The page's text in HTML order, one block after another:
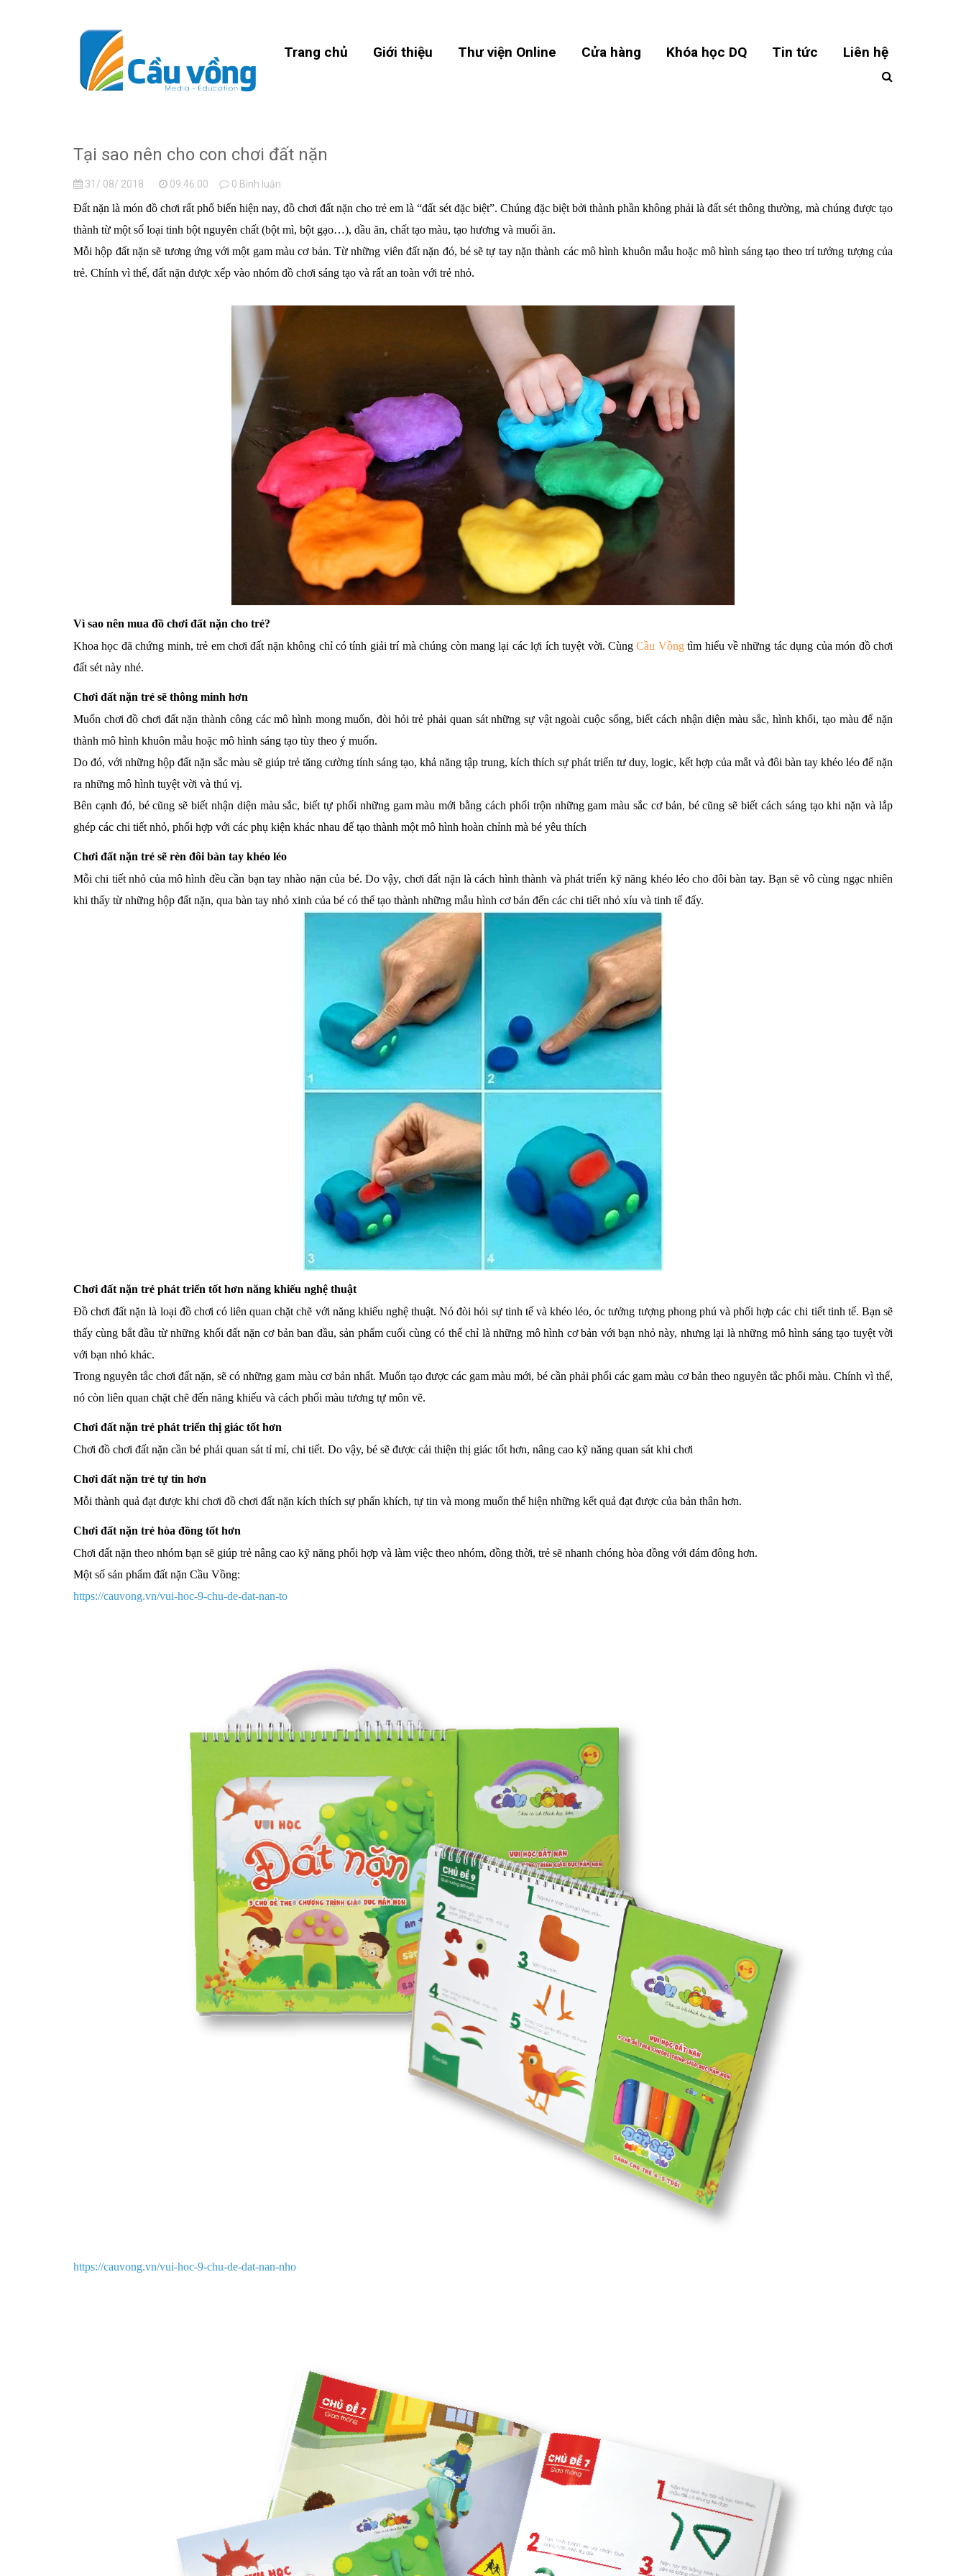
Trang chủ Giới thiệu Thư viện Online Cửa hàng Khóa học DQ Tin tức Liên hệ
Tại sao nên cho con chơi đất nặn
31/ 08/ 2018 09:46:00 0 Bình luận
Đất nặn là món đồ chơi rất phố biến hiện nay, đồ chơi đất nặn cho trẻ em là “đất sét đặc biệt”. Chúng đặc biệt bởi thành phần không phải là đất sét thông thường, mà chúng được tạo
thành từ một số loại tinh bột nguyên chất (bột mì, bột gạo…), dầu ăn, chất tạo màu, tạo hương và muối ăn.
Mỗi hộp đất nặn sẽ tương ứng với một gam màu cơ bản. Từ những viên đất nặn đó, bé sẽ tự tay nặn thành các mô hình khuôn mẫu hoặc mô hình sáng tạo theo trí tưởng tượng của
trẻ. Chính vì thế, đất nặn được xếp vào nhóm đồ chơi sáng tạo và rất an toàn với trẻ nhỏ.
Vì sao nên mua đồ chơi đất nặn cho trẻ?
Khoa học đã chứng minh, trẻ em chơi đất nặn không chỉ có tính giải trí mà chúng còn mang lại các lợi ích tuyệt vời. Cùng Cầu Vồng tìm hiểu về những tác dụng của món đồ chơi
đất sét này nhé.
Chơi đất nặn trẻ sẽ thông minh hơn
Muốn chơi đồ chơi đất nặn thành công các mô hình mong muốn, đòi hỏi trẻ phải quan sát những sự vật ngoài cuộc sống, biết cách nhận diện màu sắc, hình khối, tạo màu để nặn
thành mô hình khuôn mẫu hoặc mô hình sáng tạo tùy theo ý muốn.
Do đó, với những hộp đất nặn sắc màu sẽ giúp trẻ tăng cường tính sáng tạo, khả năng tập trung, kích thích sự phát triển tư duy, logic, kết hợp của mắt và đôi bàn tay khéo léo để nặn
ra những mô hình tuyệt vời và thú vị.
Bên cạnh đó, bé cũng sẽ biết nhận diện màu sắc, biết tự phối những gam màu mới bằng cách phối trộn những gam màu sắc cơ bản, bé cũng sẽ biết cách sáng tạo khi nặn và lắp
ghép các chi tiết nhỏ, phối hợp với các phụ kiện khác nhau để tạo thành một mô hình hoàn chỉnh mà bé yêu thích
Chơi đất nặn trẻ sẽ rèn đôi bàn tay khéo léo
Mỗi chi tiết nhỏ của mô hình đều cần bạn tay nhào nặn của bé. Do vậy, chơi đất nặn là cách hình thành và phát triển kỹ năng khéo léo cho đôi bàn tay. Bạn sẽ vô cùng ngạc nhiên
khi thấy từ những hộp đất nặn, qua bàn tay nhỏ xinh của bé có thể tạo thành những mẫu hình cơ bản đến các chi tiết nhỏ xíu và tinh tế đấy.
Chơi đất nặn trẻ phát triển tốt hơn năng khiếu nghệ thuật
Đồ chơi đất nặn là loại đồ chơi có liên quan chặt chẽ với năng khiếu nghệ thuật. Nó đòi hỏi sự tinh tế và khéo léo, óc tưởng tượng phong phú và phối hợp các chi tiết tinh tế. Bạn sẽ
thấy cùng bắt đầu từ những khối đất nặn cơ bản ban đầu, sản phẩm cuối cùng có thể chỉ là những mô hình cơ bản với bạn nhỏ này, nhưng lại là những mô hình sáng tạo tuyệt vời
với bạn nhỏ khác.
Trong nguyên tắc chơi đất nặn, sẽ có những gam màu cơ bản nhất. Muốn tạo được các gam màu mới, bé cần phải phối các gam màu cơ bản theo nguyên tắc phối màu. Chính vì thế,
nó còn liên quan chặt chẽ đến năng khiếu và cách phối màu tương tự môn vẽ.
Chơi đất nặn trẻ phát triển thị giác tốt hơn
Chơi đồ chơi đất nặn cần bé phải quan sát tỉ mỉ, chi tiết. Do vậy, bé sẽ được cải thiện thị giác tốt hơn, nâng cao kỹ năng quan sát khi chơi
Chơi đất nặn trẻ tự tin hơn
Mỗi thành quả đạt được khi chơi đồ chơi đất nặn kích thích sự phấn khích, tự tin và mong muốn thể hiện những kết quả đạt được của bản thân hơn.
Chơi đất nặn trẻ hòa đồng tốt hơn
Chơi đất nặn theo nhóm bạn sẽ giúp trẻ nâng cao kỹ năng phối hợp và làm việc theo nhóm, đồng thời, trẻ sẽ nhanh chóng hòa đồng với đám đông hơn.
Một số sản phẩm đất nặn Cầu Vồng:
https://cauvong.vn/vui-hoc-9-chu-de-dat-nan-to
https://cauvong.vn/vui-hoc-9-chu-de-dat-nan-nho